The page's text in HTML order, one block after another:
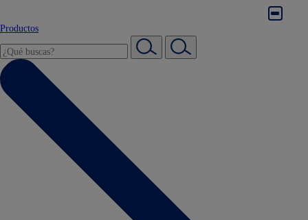
Productos